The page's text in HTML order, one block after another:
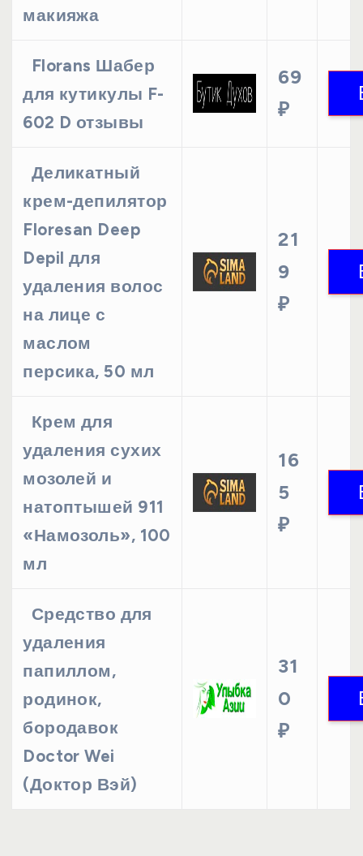
макияжа
Florans Шабер
для кутикулы F-
602 D отзывы
69
₽
Деликатный
крем-депилятор
Floresan Deep
Depil для
удаления волос
на лице с
маслом
персика, 50 мл
21
9
₽
Крем для
удаления сухих
мозолей и
натоптышей 911
«Намозоль», 100
мл
16
5
₽
Средство для
удаления
папиллом,
родинок,
бородавок
Doctor Wei
(Доктор Вэй)
31
0
₽